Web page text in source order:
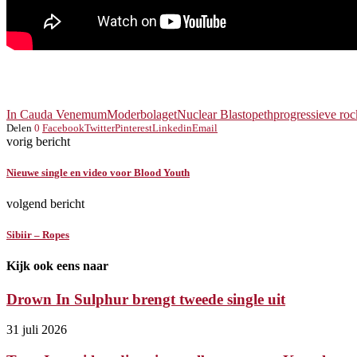
In Cauda VenemumModerbolagetNuclear Blastopethprogressieve
Delen 0 FacebookTwitterPinterestLinkedinEmail
vorig bericht
Nieuwe single en video voor Blood Youth
volgend bericht
Sibiir – Ropes
Kijk ook eens naar
Drown In Sulphur brengt tweede single uit
31 juli 2026